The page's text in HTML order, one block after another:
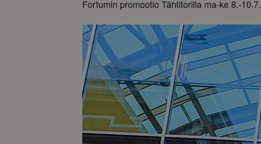
Fortumin promootio Tähtitorilla ma-ke 8.-10.7.